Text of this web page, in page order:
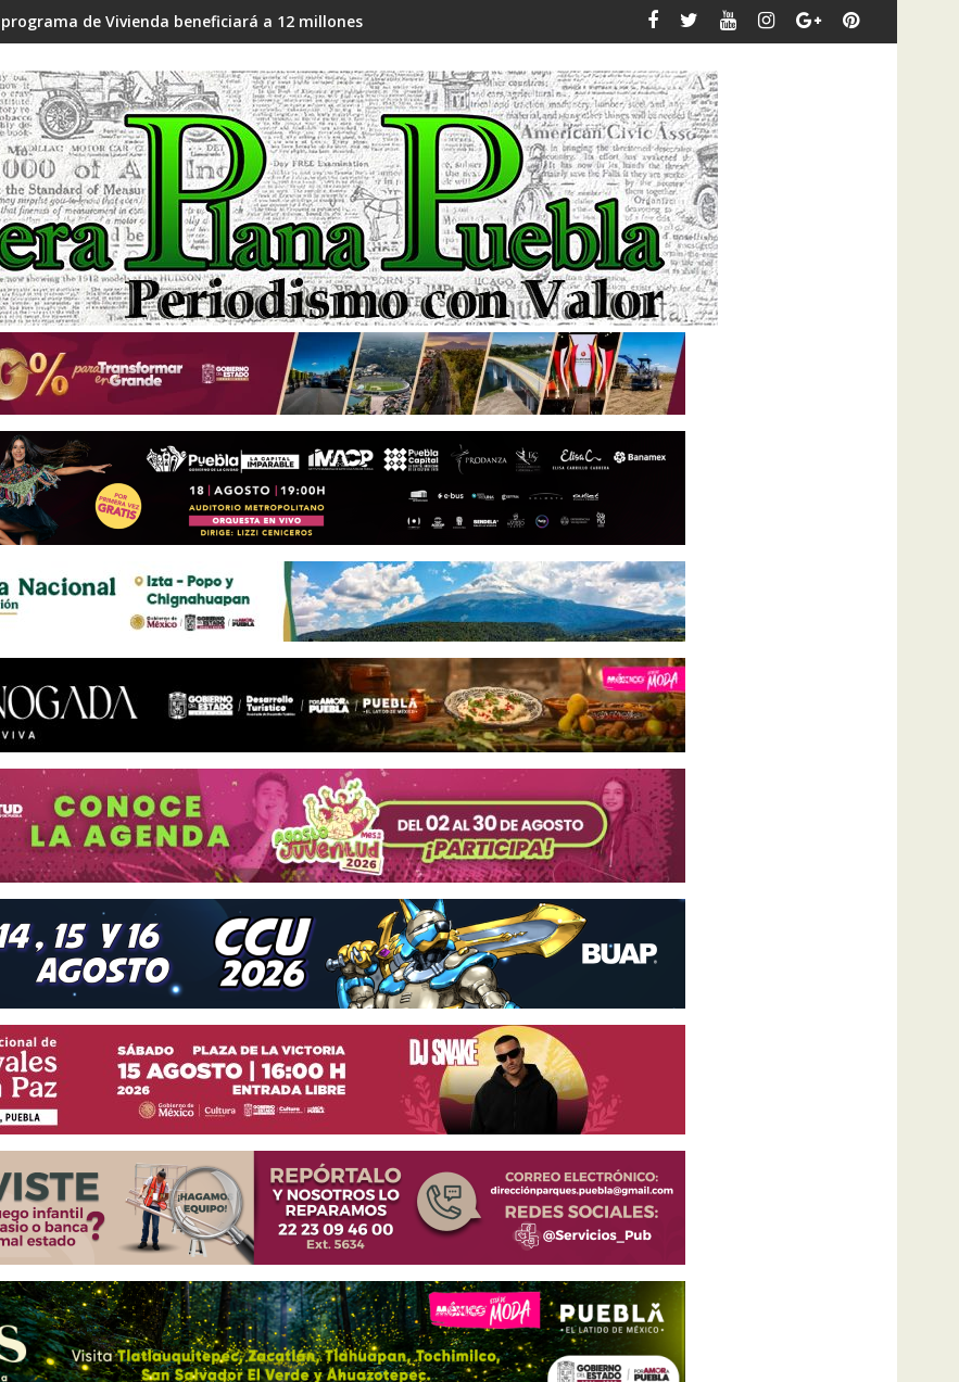
programa de Vivienda beneficiará a 12 millones de familias: Claudia Sheinbaum desde Puebla